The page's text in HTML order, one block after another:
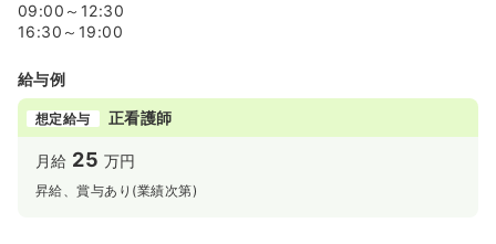
09:00～12:30
16:30～19:00
給与例
想定給与 正看護師
月給 25 万円
昇給、賞与あり(業績次第)